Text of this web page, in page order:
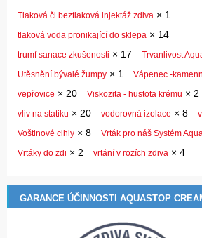
Tlaková či beztlaková injektáž zdiva × 1
tlaková voda pronikající do sklepa × 14
trumf sanace zkušenosti × 17 Trvanlivost
Utěsnění bývalé žumpy × 1 Vápenec -
vepřovice × 20 Viskozita - hustota krému × 2
vliv na statiku × 20 vodorovná izolace × 8
Voštinové cihly × 8 Vrták pro náš Systém
Vrtáky do zdi × 2 vrtání v rozích zdiva × 4
GARANCE ÚČINNOSTI AQUASTOP